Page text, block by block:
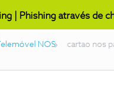
| Phishing através de
Telemóvel NOS cartao nos